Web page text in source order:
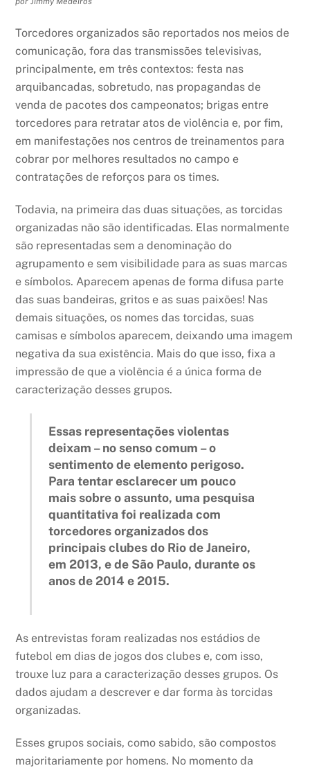
Torcedores organizados são reportados nos meios de
comunicação, fora das transmissões televisivas,
principalmente, em três contextos: festa nas
arquibancadas, sobretudo, nas propagandas de
venda de pacotes dos campeonatos; brigas entre
torcedores para retratar atos de violência e, por fim,
em manifestações nos centros de treinamentos para
cobrar por melhores resultados no campo e
contratações de reforços para os times.
Todavia, na primeira das duas situações, as torcidas
organizadas não são identificadas. Elas normalmente
são representadas sem a denominação do
agrupamento e sem visibilidade para as suas marcas
e símbolos. Aparecem apenas de forma difusa parte
das suas bandeiras, gritos e as suas paixões! Nas
demais situações, os nomes das torcidas, suas
camisas e símbolos aparecem, deixando uma imagem
negativa da sua existência. Mais do que isso, fixa a
impressão de que a violência é a única forma de
caracterização desses grupos.
Essas representações violentas
deixam – no senso comum – o
sentimento de elemento perigoso.
Para tentar esclarecer um pouco
mais sobre o assunto, uma pesquisa
quantitativa foi realizada com
torcedores organizados dos
principais clubes do Rio de Janeiro,
em 2013, e de São Paulo, durante os
anos de 2014 e 2015.
As entrevistas foram realizadas nos estádios de
futebol em dias de jogos dos clubes e, com isso,
trouxe luz para a caracterização desses grupos. Os
dados ajudam a descrever e dar forma às torcidas
organizadas.
Esses grupos sociais, como sabido, são compostos
majoritariamente por homens. No momento da